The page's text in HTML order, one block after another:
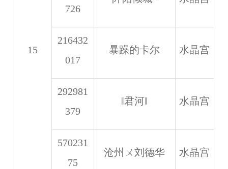
15
726
216432
017
暴躁的卡尔 水晶宫
292981
379
‖君河‖ 水晶宫
570231
75
沧州ㄨ刘德华 水晶宫